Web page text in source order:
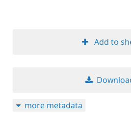
Add to
more metadata